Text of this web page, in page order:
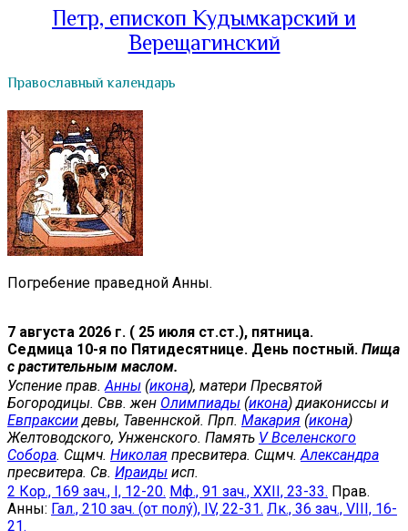
Петр, епископ Кудымкарский и
Верещагинский
Православный календарь
Погребение праведной Анны.
7 августа 2026 г. ( 25 июля ст.ст.), пятница.
Седмица 10-я по Пятидесятнице. День постный. Пища
с растительным маслом.
Успение прав.Анны (икона), матери Пресвятой
Богородицы. Свв. жен Олимпиады (икона) диакониссы и
Евпраксиидевы, Тавеннской. Прп. Макария (икона)
Желтоводского, Унженского. Память V Вселенского
Собора. Сщмч. Николая пресвитера. Сщмч.Александра
пресвитера. Св. Ираиды исп.
2 Кор., 169 зач., I, 12-20. Мф., 91 зач., XXII, 23-33. Прав.
Анны: Гал., 210 зач. (от полу́), IV, 22-31. Лк., 36 зач., VIII, 16-
21.